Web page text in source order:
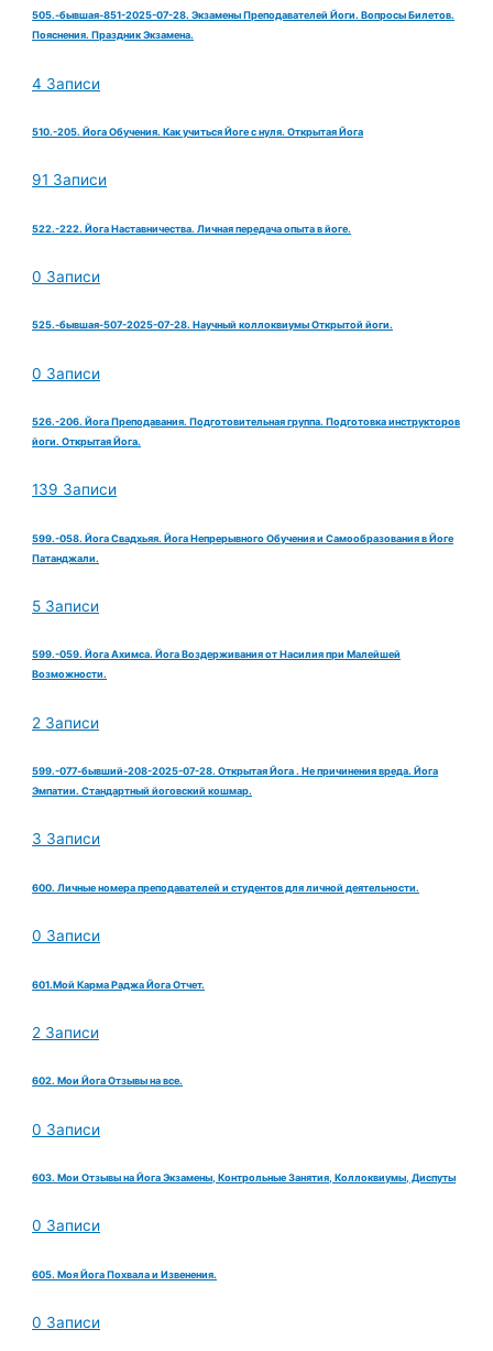
505.-бывшая-851-2025-07-28. Экзамены Преподавателей Йоги. Вопросы Билетов.
Пояснения. Праздник Экзамена.
4 Записи
510.-205. Йога Обучения. Как учиться Йоге с нуля. Открытая Йога
91 Записи
522.-222. Йога Наставничества. Личная передача опыта в йоге.
0 Записи
525.-бывшая-507-2025-07-28. Научный коллоквиумы Открытой йоги.
0 Записи
526.-206. Йога Преподавания. Подготовительная группа. Подготовка инструкторов
йоги. Открытая Йога.
139 Записи
599.-058. Йога Свадхьяя. Йога Непрерывного Обучения и Самообразования в Йоге
Патанджали.
5 Записи
599.-059. Йога Ахимса. Йога Воздерживания от Насилия при Малейшей
Возможности.
2 Записи
599.-077-бывший-208-2025-07-28. Открытая Йога . Не причинения вреда. Йога
Эмпатии. Стандартный йоговский кошмар.
3 Записи
600. Личные номера преподавателей и студентов для личной деятельности.
0 Записи
601.Мой Карма Раджа Йога Отчет.
2 Записи
602. Мои Йога Отзывы на все.
0 Записи
603. Мои Отзывы на Йога Экзамены, Контрольные Занятия, Коллоквиумы, Диспуты
0 Записи
605. Моя Йога Похвала и Извенения.
0 Записи